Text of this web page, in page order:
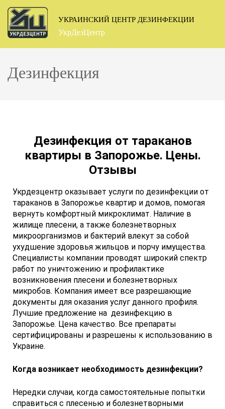
УКРАИНСКИЙ ЦЕНТР ДЕЗИНФЕКЦИИ
УкрДезЦентр
Дезинфекция
Дезинфекция от тараканов
квартиры в Запорожье. Цены.
Отзывы
Укрдезцентр оказывает услуги по дезинфекции от
тараканов в Запорожье квартир и домов, помогая
вернуть комфортный микроклимат. Наличие в
жилище плесени, а также болезнетворных
микроорганизмов и бактерий влекут за собой
ухудшение здоровья жильцов и порчу имущества.
Специалисты компании проводят широкий спектр
работ по уничтожению и профилактике
возникновения плесени и болезнетворных
микробов. Компания имеет все разрешающие
документы для оказания услуг данного профиля.
Лучшие предложение на дезинфекцию в
Запорожье. Цена качество. Все препараты
сертифицированы и разрешены к использованию в
Украине.
Когда возникает необходимость дезинфекции?
Нередки случаи, когда самостоятельные попытки
справиться с плесенью и болезнетворными